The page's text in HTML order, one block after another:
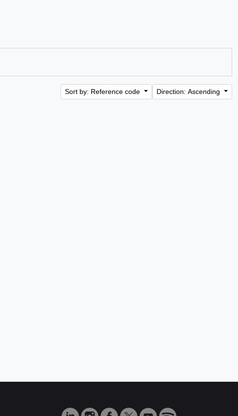
Sort by: Reference code Direction: Ascending